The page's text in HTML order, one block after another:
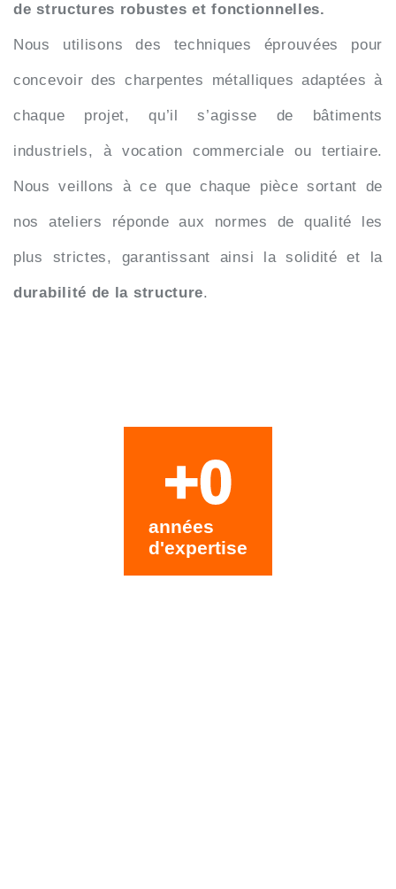
de structures robustes et fonctionnelles.
Nous utilisons des techniques éprouvées pour
concevoir des charpentes métalliques adaptées à
chaque projet, qu’il s’agisse de bâtiments
industriels, à vocation commerciale ou tertiaire.
Nous veillons à ce que chaque pièce sortant de
nos ateliers réponde aux normes de qualité les
plus strictes, garantissant ainsi la solidité et la
durabilité de la structure.
années
d'expertise
+0